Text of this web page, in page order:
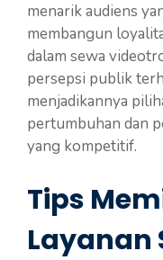
menarik audiens
membangun
dalam sewa
persepsi publik
menjadikannya
pertumbuhan dan
yang kompetitif.
Tips
Layanan